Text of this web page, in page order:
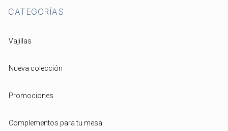
CATEGORÍAS
Vajillas
Nueva colección
Promociones
Complementos para tu mesa